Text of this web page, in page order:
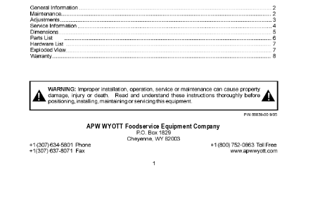
! !
APW WYOTT Foodservice Equipment Company